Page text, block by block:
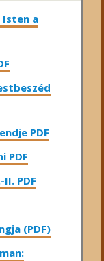
Isten a
PDF
PDF
PDF
(PDF)